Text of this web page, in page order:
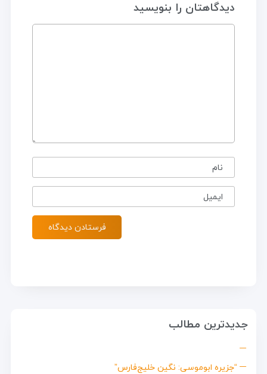
دیدگاهتان را بنویسید
نام
ایمیل
جدیدترین مطالب
“جزیره ابوموسی: نگین خلیج‌فارس”